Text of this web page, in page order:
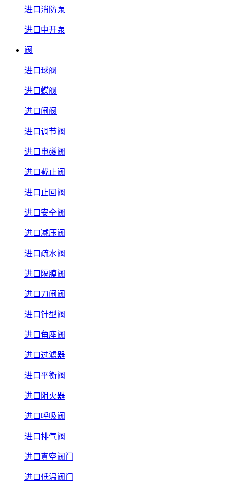
进口消防泵
进口中开泵
阀
进口球阀
进口蝶阀
进口闸阀
进口调节阀
进口电磁阀
进口截止阀
进口止回阀
进口安全阀
进口减压阀
进口疏水阀
进口隔膜阀
进口刀闸阀
进口针型阀
进口角座阀
进口过滤器
进口平衡阀
进口阻火器
进口呼吸阀
进口排气阀
进口真空阀门
进口低温阀门